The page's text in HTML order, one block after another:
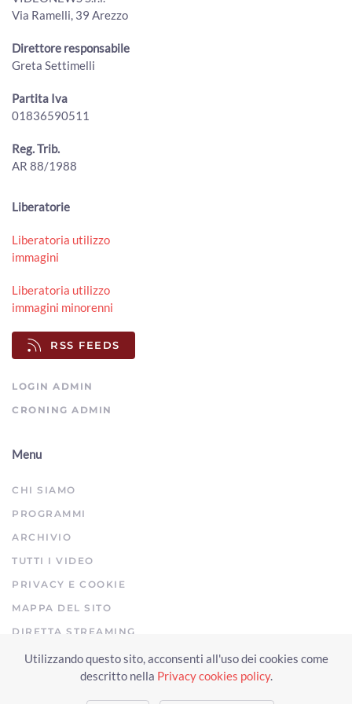
ArezzoTV
Cortona, all’eremo de Le Celle la scultura San Francesco e
il lupo di Ugo Riva
00:02:19 - Lunedì, 03 Agosto 2026
Conclusi i lavori di manutenzione sul torrente Staggia,
00:01:50 - Venerdì, 31 Luglio 2026
ArezzoTV
La Regione Toscana approva il Piano faunistico venatorio
00:02:06 - Venerdì, 31 Luglio 2026
ArezzoTV
Via Ramelli, 39 Arezzo
Direttore responsabile
Greta Settimelli
Partita Iva
01836590511
Reg. Trib.
AR 88/1988
Liberatorie
Liberatoria utilizzo
immagini
Liberatoria utilizzo
immagini minorenni
RSS FEEDS
LOGIN ADMIN
CRONING ADMIN
Menu
CHI SIAMO
PROGRAMMI
ARCHIVIO
TUTTI I VIDEO
PRIVACY E COOKIE
MAPPA DEL SITO
DIRETTA STREAMING
Copyright © 2023 Arezzo TV. Tutti i diritti riservati.
Utilizzando questo sito, acconsenti all'uso dei cookies come
descritto nella Privacy cookies policy.